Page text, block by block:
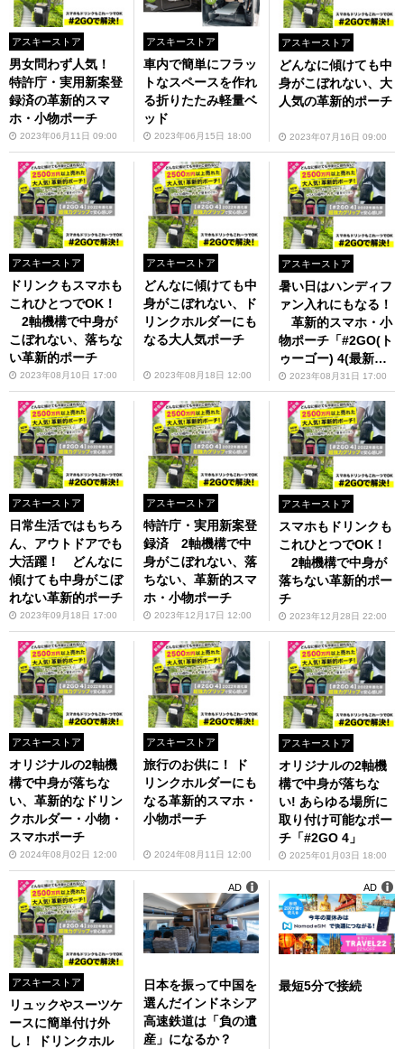
アスキーストア
男女問わず人気！
特許庁・実用新案登
録済の革新的スマ
ホ・小物ポーチ
2023年06月11日 09:00
アスキーストア
車内で簡単にフラッ
トなスペースを作れ
る折りたたみ軽量ベ
ッド
2023年06月15日 18:00
アスキーストア
どんなに傾けても中
身がこぼれない、大
人気の革新的ポーチ
2023年07月16日 09:00
アスキーストア
ドリンクもスマホも
これひとつでOK！
2軸機構で中身が
こぼれない、落ちな
い革新的ポーチ
2023年08月10日 17:00
アスキーストア
どんなに傾けても中
身がこぼれない、ド
リンクホルダーにも
なる大人気ポーチ
2023年08月18日 12:00
アスキーストア
暑い日はハンディフ
ァン入れにもなる！
革新的スマホ・小
物ポーチ「#2GO(ト
ゥーゴー) 4(最新・
第4世代)」
2023年08月31日 17:00
アスキーストア
日常生活ではもちろ
ん、アウトドアでも
大活躍！ どんなに
傾けても中身がこぼ
れない革新的ポーチ
2023年09月18日 17:00
アスキーストア
特許庁・実用新案登
録済 2軸機構で中
身がこぼれない、落
ちない、革新的スマ
ホ・小物ポーチ
2023年12月17日 12:00
アスキーストア
スマホもドリンクも
これひとつでOK！
2軸機構で中身が
落ちない革新的ポー
チ
2023年12月28日 22:00
アスキーストア
オリジナルの2軸機
構で中身が落ちな
い、革新的なドリン
クホルダー・小物・
スマホポーチ
2024年08月02日 12:00
アスキーストア
旅行のお供に！ ド
リンクホルダーにも
なる革新的スマホ・
小物ポーチ
2024年08月11日 12:00
アスキーストア
オリジナルの2軸機
構で中身が落ちな
い! あらゆる場所に
取り付け可能なポー
チ「#2GO 4」
2025年01月03日 18:00
アスキーストア
リュックやスーツケ
ースに簡単付け外
し！ ドリンクホル
日本を振って中国を
選んだインドネシア
高速鉄道は「負の遺
産」になるか？
AD
最短5分で接続
AD